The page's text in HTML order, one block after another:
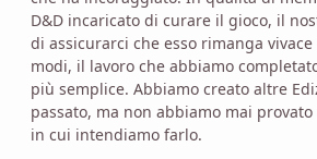
D&D incaricato di curare il gioco, il
di assicurarci che esso rimanga
modi, il lavoro che abbiamo
più semplice. Abbiamo creato altre
passato, ma non abbiamo mai
in cui intendiamo farlo.